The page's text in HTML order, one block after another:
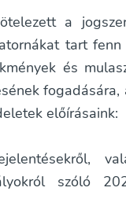
a
tart
és
előírásaink:
szóló